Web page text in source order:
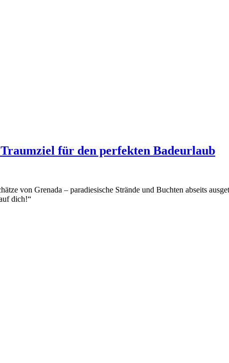
für den perfekten Badeurlaub
von Grenada – paradiesische Strände und Buchten abseits
dich!“